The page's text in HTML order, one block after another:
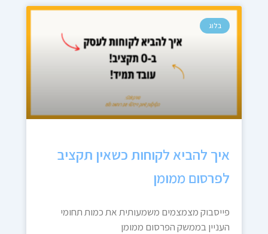
בלוג
איך להביא לקוחות כשאין תקציב
לפרסום ממומן
פייסבוק מצמצמים משמעותית את כמות תחומי
העניין בממשק הפרסום ממומן